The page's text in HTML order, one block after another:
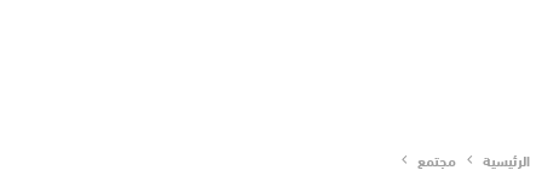
الرئيسية مجتمع